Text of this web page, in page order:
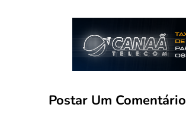
Postar Um Comentário